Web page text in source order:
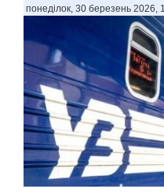
понеділок, 30 березень 2026,